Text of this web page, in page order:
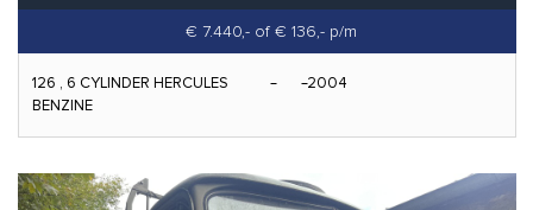
€ 7.440,- of € 136,- p/m
126 , 6 CYLINDER HERCULES
BENZINE
2004